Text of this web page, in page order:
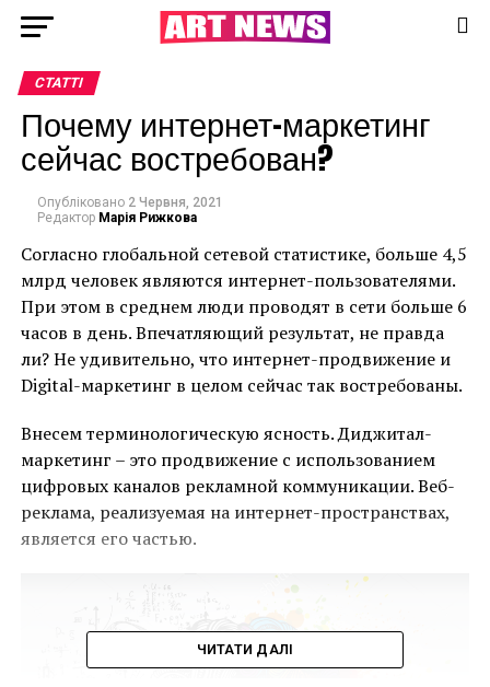
СТАТТІ
Почему интернет-маркетинг
сейчас востребован?
Опубліковано 2 Червня, 2021
Редактор Марія Рижкова
Согласно глобальной сетевой статистике, больше 4,5
млрд человек являются интернет-пользователями.
При этом в среднем люди проводят в сети больше 6
часов в день. Впечатляющий результат, не правда
ли? Не удивительно, что интернет-продвижение и
Digital-маркетинг в целом сейчас так востребованы.
Внесем терминологическую ясность. Диджитал-
маркетинг – это продвижение с использованием
цифровых каналов рекламной коммуникации. Веб-
реклама, реализуемая на интернет-пространствах,
является его частью.
ЧИТАТИ ДАЛІ